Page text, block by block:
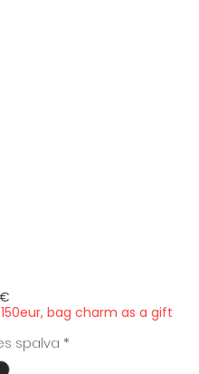
Price
bag charm as a gift
spalva *